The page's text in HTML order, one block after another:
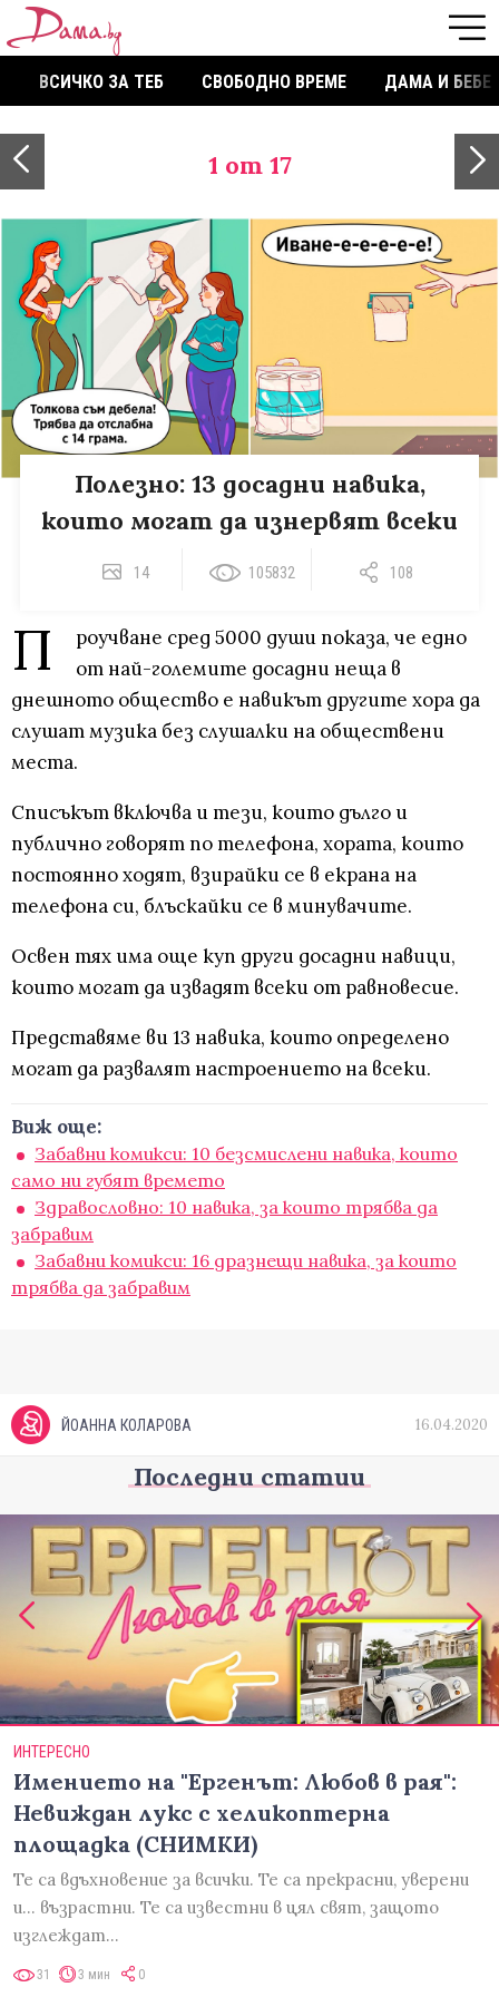
ВСИЧКО ЗА ТЕБ СВОБОДНО ВРЕМЕ ДАМА И БЕБЕ
1 от 17
Полезно: 13 досадни навика,
които могат да изнервят всеки
14 105832 108
П
роучване сред 5000 души показа, че едно
от най-големите досадни неща в
днешното общество е навикът другите хора да
слушат музика без слушалки на обществени
места.
Списъкът включва и тези, които дълго и
публично говорят по телефона, хората, които
постоянно ходят, взирайки се в екрана на
телефона си, блъскайки се в минувачите.
Освен тях има още куп други досадни навици,
които могат да извадят всеки от равновесие.
Представяме ви 13 навика, които определено
могат да развалят настроението на всеки.
Виж още:
Забавни комикси: 10 безсмислени навика, които
само ни губят времето
Здравословно: 10 навика, за които трябва да
забравим
Забавни комикси: 16 дразнещи навика, за които
трябва да забравим
ЙОАННА КОЛАРОВА 16.04.2020
Последни статии
ИНТЕРЕСНО
Имението на "Ергенът: Любов в рая":
Невиждан лукс с хеликоптерна
площадка (СНИМКИ)
Те са вдъхновение за всички. Те са прекрасни, уверени
и... възрастни. Те са известни в цял свят, защото
изглеждат…
31 3 мин 0